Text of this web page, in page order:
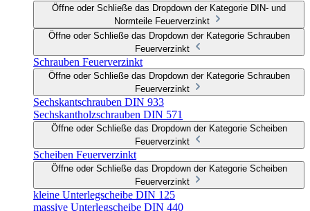
Öffne oder Schließe das Dropdown der Kategorie DIN- und
Normteile Feuerverzinkt
Öffne oder Schließe das Dropdown der Kategorie Schrauben
Feuerverzinkt
Schrauben Feuerverzinkt
Öffne oder Schließe das Dropdown der Kategorie Schrauben
Feuerverzinkt
Sechskantschrauben DIN 933
Sechskantholzschrauben DIN 571
Öffne oder Schließe das Dropdown der Kategorie Scheiben
Feuerverzinkt
Scheiben Feuerverzinkt
Öffne oder Schließe das Dropdown der Kategorie Scheiben
Feuerverzinkt
kleine Unterlegscheibe DIN 125
massive Unterlegscheibe DIN 440